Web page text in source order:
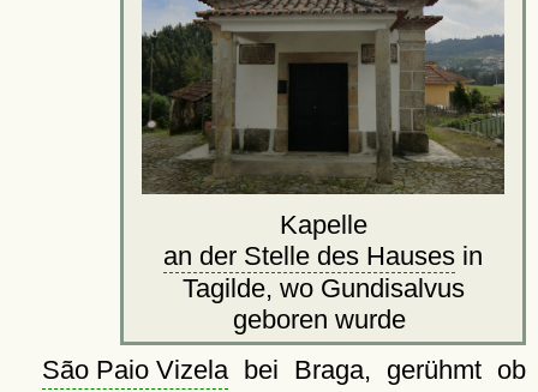
Kapelle
an der Stelle des Hauses in
Tagilde, wo Gundisalvus
geboren wurde
São Paio Vizelabei Braga, gerühmt ob